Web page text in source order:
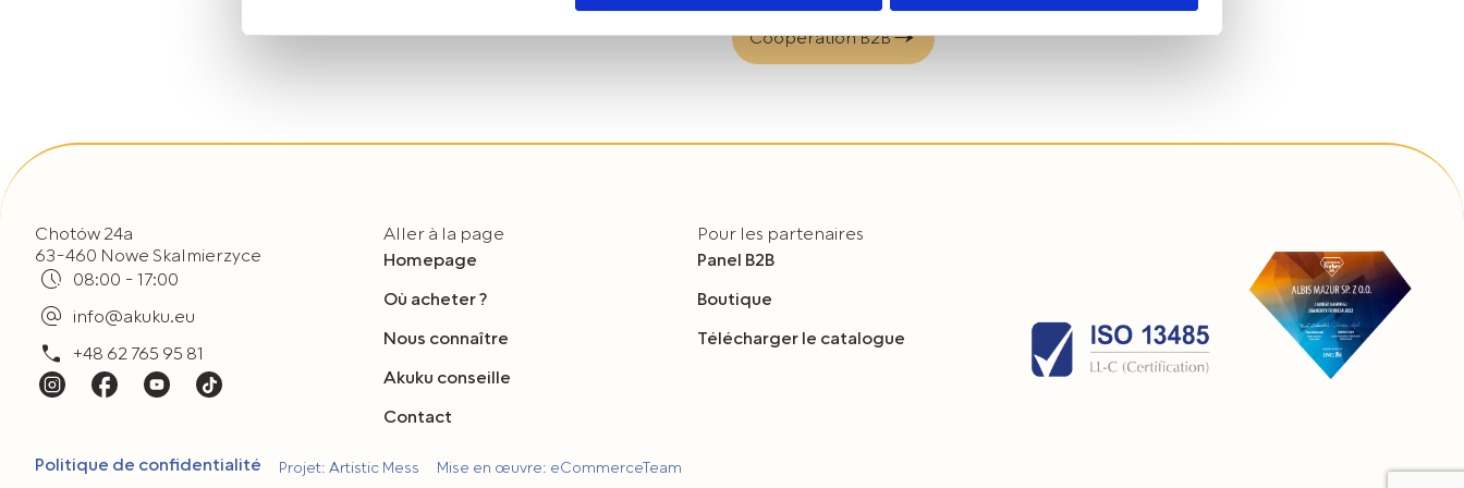
Coopération B2B
Chotów 24a
63-460 Nowe Skalmierzyce
08:00 - 17:00
info@akuku.eu
+48 62 765 95 81
Aller à la page
Homepage
Où acheter ?
Nous connaître
Akuku conseille
Contact
Pour les partenaires
Panel B2B
Boutique
Télécharger le catalogue
Politique de confidentialité Projet: Artistic Mess Mise en œuvre: eCommerceTeam